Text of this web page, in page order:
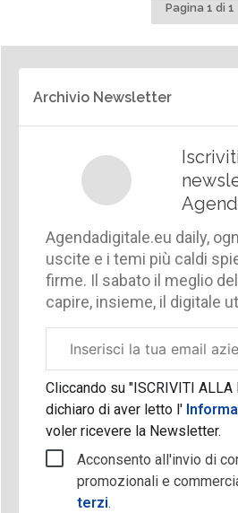
Pagina 1 di 1
Archivio Newsletter
Agendadigitale.eu daily,
uscite e i temi più caldi
firme. Il sabato il meglio
capire, insieme, il digitale
aziendale
Cliccando su "ISCRIVITI ALLA
dichiaro di aver letto l'
voler ricevere la Newsletter.
Acconsento all'invio di
promozionali e
terzi.